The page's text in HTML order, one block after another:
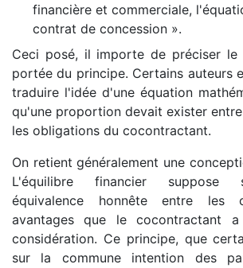
financière et commerciale,
contrat de concession ».
Ceci posé, il importe de préciser
portée du principe. Certains auteurs
traduire l'idée d'une équation
qu'une proportion devait exister
les obligations du cocontractant.
On retient généralement une
L'équilibre financier suppose
équivalence honnête entre les
avantages que le cocontractant
considération. Ce principe, que
sur la commune intention des